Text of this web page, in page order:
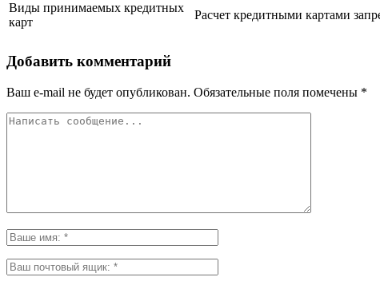
Виды принимаемых кредитных
карт
Расчет кредитными картами
Добавить комментарий
Ваш e-mail не будет опубликован. Обязательные поля помечены *